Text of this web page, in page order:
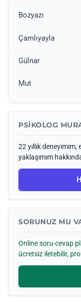
Bozyazı
Çamlıyayla
Gülnar
Mut
PSIKOLOG
22 yıllık
yaklaşımım
SORUNUZ MU
Online soru-cevap
ücretsiz iletebilir,